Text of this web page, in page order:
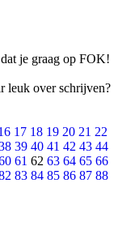
je graag op FOK!
leuk over schrijven?
17 18 19 20 21 22
39 40 41 42 43 44
61 62 63 64 65 66
83 84 85 86 87 88